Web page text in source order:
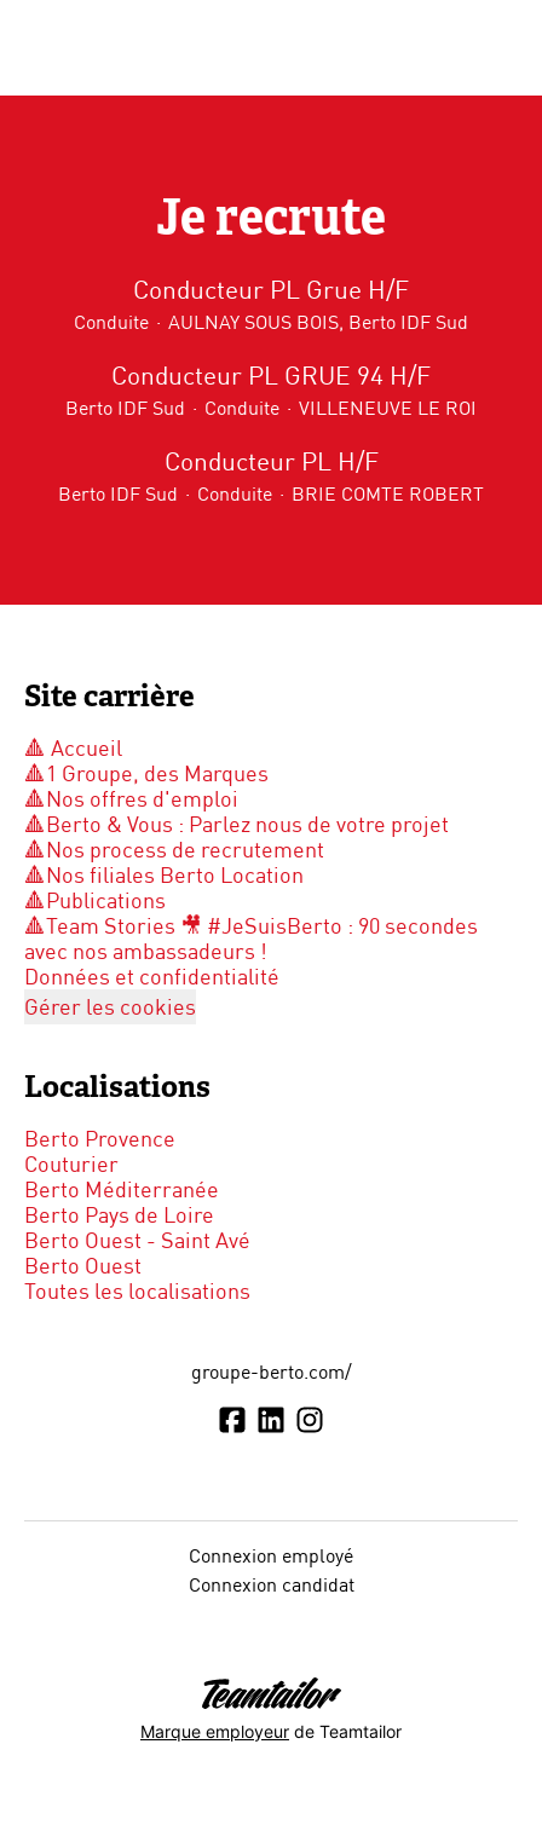
Je recrute
Conducteur PL Grue H/F
Conduite · AULNAY SOUS BOIS, Berto IDF Sud
Conducteur PL GRUE 94 H/F
Berto IDF Sud · Conduite · VILLENEUVE LE ROI
Conducteur PL H/F
Berto IDF Sud · Conduite · BRIE COMTE ROBERT
Site carrière
🔺 Accueil
🔺1 Groupe, des Marques
🔺Nos offres d'emploi
🔺Berto & Vous : Parlez nous de votre projet
🔺Nos process de recrutement
🔺Nos filiales Berto Location
🔺Publications
🔺Team Stories 🎥 #JeSuisBerto : 90 secondes
avec nos ambassadeurs !
Données et confidentialité
Gérer les cookies
Localisations
Berto Provence
Couturier
Berto Méditerranée
Berto Pays de Loire
Berto Ouest - Saint Avé
Berto Ouest
Toutes les localisations
groupe-berto.com/
Connexion employé
Connexion candidat
Marque employeur de Teamtailor